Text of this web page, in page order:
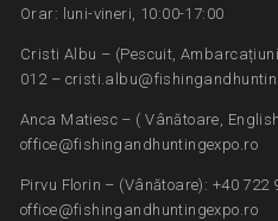
Orar: luni-vineri, 10:00-17:00
Cristi Albu – (Pescuit,
012 –
Anca Matiesc – ( Vânătoare,
office@fishingandhuntingexpo.ro
Pirvu Florin – (Vânătoare): +40 722
office@fishingandhuntingexpo.ro